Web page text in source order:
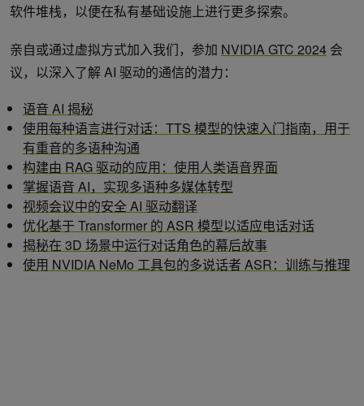
软件堆栈，以便在私有基础设施上进行更多探索。
亲自或通过虚拟方式加入我们，参加 NVIDIA GTC 2024 会
议，以深入了解 AI 驱动的通信的潜力：
语音 AI 揭秘
使用每种语言进行对话：TTS 模型的快速入门指南，用于
有重音的多语种沟通
构建由 RAG 驱动的应用：使用人类语音界面
掌握语音 AI，实现多语种多媒体转型
视频会议中的安全 AI 驱动翻译
优化基于 Transformer 的 ASR 模型以适应电话对话
揭秘在 3D 场景中运行对话角色的幕后故事
使用 NVIDIA NeMo 工具包的多说话者 ASR：训练与推理